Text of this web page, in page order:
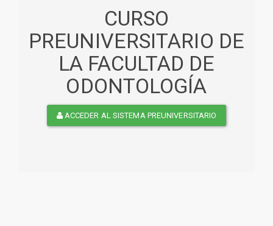
CURSO
PREUNIVERSITARIO DE
LA FACULTAD DE
ODONTOLOGÍA
ACCEDER AL SISTEMA PREUNIVERSITARIO